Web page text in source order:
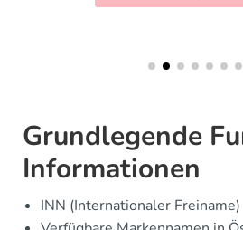
Grundlegende
Informationen
INN (Internationaler Freiname)